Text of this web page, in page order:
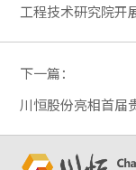
工程技术研究院开
下一篇：
川恒股份亮相首届